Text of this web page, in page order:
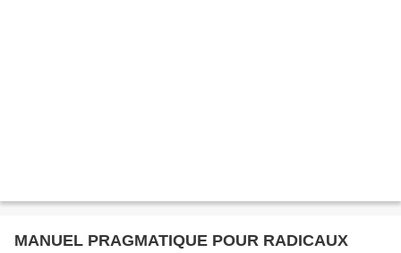
MANUEL PRAGMATIQUE POUR RADICAUX